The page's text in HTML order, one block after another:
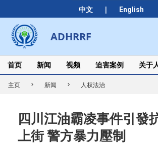
中文 | English
to
content
ADHRRF
Secondary
Navigation
Menu
首页 新闻 视频 迫害案例 关于
主页 新闻 人权法治
四川江油霸凌事件引發
上街 警方暴力壓制